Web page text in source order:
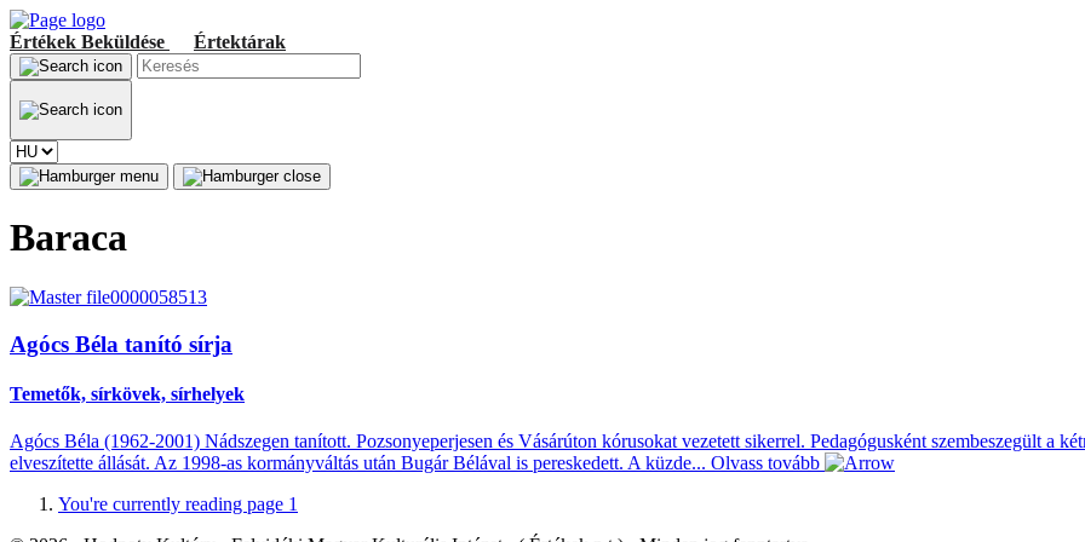
Értékek Beküldése Értektárak
Baraca
Agócs Béla tanító sírja
Temetők, sírkövek, sírhelyek
Agócs Béla (1962-2001) Nádszegen tanított. Pozsonyeperjesen és Vásárúton kórusokat vezetett sikerrel. Pedagógusként szembeszegült a
elveszítette állását. Az 1998-as kormányváltás után Bugár Bélával is pereskedett. A küzde... Olvass tovább
You're currently reading page 1